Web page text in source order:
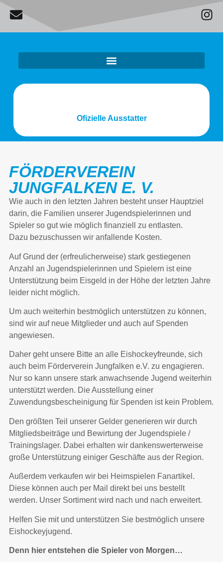
Ofizielle Ausstatter
FÖRDERVEREIN
JUNGFALKEN E. V.
Wie auch in den letzten Jahren besteht unser Hauptziel
darin, die Familien unserer Jugendspielerinnen und
Spieler so gut wie möglich finanziell zu entlasten.
Dazu bezuschussen wir anfallende Kosten.
Auf Grund der (erfreulicherweise) stark gestiegenen
Anzahl an Jugendspielerinnen und Spielern ist eine
Unterstützung beim Eisgeld in der Höhe der letzten Jahre
leider nicht möglich.
Um auch weiterhin bestmöglich unterstützen zu können,
sind wir auf neue Mitglieder und auch auf Spenden
angewiesen.
Daher geht unsere Bitte an alle Eishockeyfreunde, sich
auch beim Förderverein Jungfalken e.V. zu engagieren.
Nur so kann unsere stark anwachsende Jugend weiterhin
unterstützt werden. Die Ausstellung einer
Zuwendungsbescheinigung für Spenden ist kein Problem.
Den größten Teil unserer Gelder generieren wir durch
Mitgliedsbeiträge und Bewirtung der Jugendspiele /
Trainingslager. Dabei erhalten wir dankenswerterweise
große Unterstützung einiger Geschäfte aus der Region.
Außerdem verkaufen wir bei Heimspielen Fanartikel.
Diese können auch per Mail direkt bei uns bestellt
werden. Unser Sortiment wird nach und nach erweitert.
Helfen Sie mit und unterstützen Sie bestmöglich unsere
Eishockeyjugend.
Denn hier entstehen die Spieler von Morgen…